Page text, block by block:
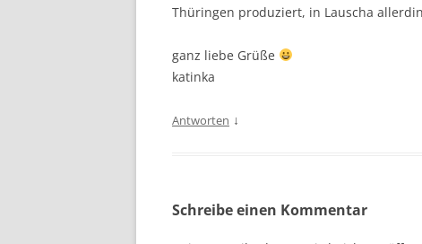
Thüringen produziert, in Lauscha
ganz liebe Grüße
katinka
Antworten ↓
Schreibe einen Kommentar